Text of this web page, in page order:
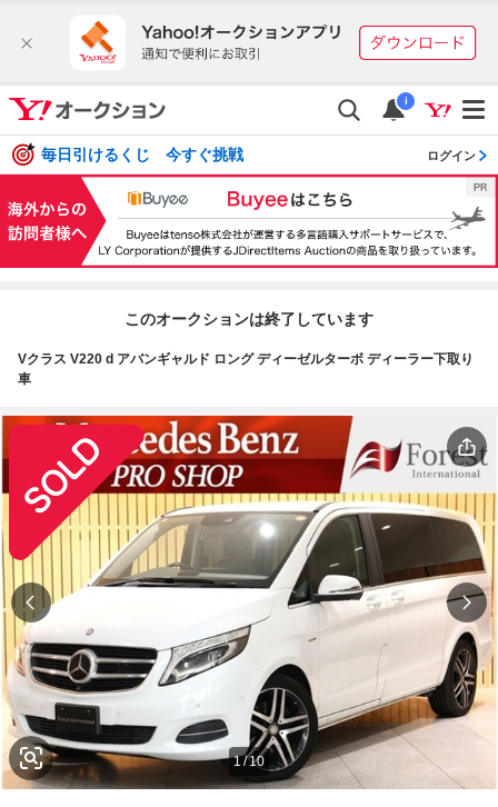
i
毎日引けるくじ 今すぐ挑戦 ログイン
このオークションは終了しています
Vクラス V220 d アバンギャルド ロング ディーゼルターボ ディーラー下取り
車
1 /10